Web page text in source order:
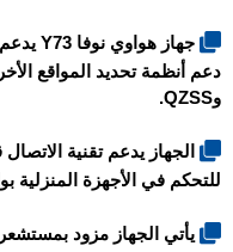
وQZSS.
للتحكم في الأجهزة المنزلية
يأتي الجهاز مزود